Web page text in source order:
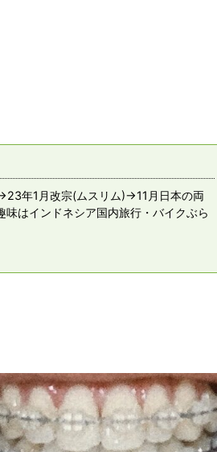
年1月改宗(ムスリム)→11月日本の両
はインドネシア国内旅行・バイクぶら